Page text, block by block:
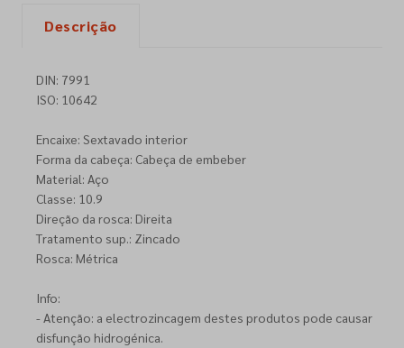
Descrição
DIN: 7991
ISO: 10642
Encaixe: Sextavado interior
Forma da cabeça: Cabeça de embeber
Material: Aço
Classe: 10.9
Direção da rosca: Direita
Tratamento sup.: Zincado
Rosca: Métrica
Info:
- Atenção: a electrozincagem destes produtos pode causar
disfunção hidrogénica.